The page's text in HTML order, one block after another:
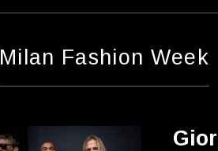
Milan Fashion Week